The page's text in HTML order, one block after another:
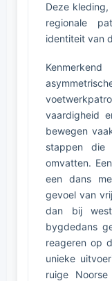
Deze
regionale
identiteit van
vaardigheid
bewegen
stappen die
omvatten.
een dans
gevoel van
dan bij
bygdedans
reageren op
unieke
ruige